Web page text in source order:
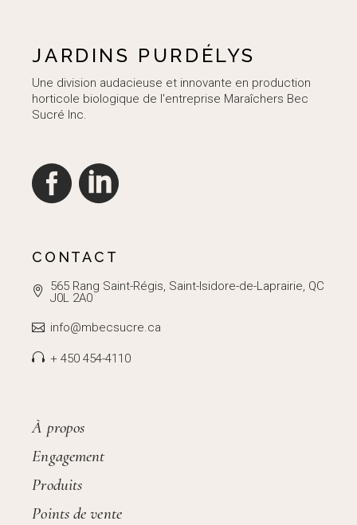
JARDINS PURDÉLYS
Une division audacieuse et innovante en production
horticole biologique de l'entreprise Maraîchers Bec
Sucré Inc.
CONTACT
565 Rang Saint-Régis, Saint-Isidore-de-Laprairie, QC
J0L 2A0
info@mbecsucre.ca
+ 450 454-4110
À propos
Engagement
Produits
Points de vente